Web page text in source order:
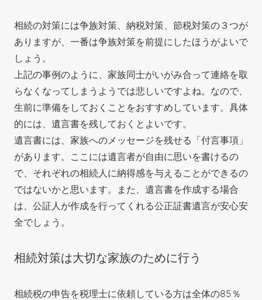
相続の対策には争族対策、納税対策、節税対策の３つが
ありますが、一番は争族対策を前提にしたほうがよいで
しょう。
上記の事例のように、家族同士がいがみ合って連絡を取
らなくなってしまうようでは悲しいですよね。なので、
生前に準備をしておくことをおすすめしています。具体
的には、遺言書を残しておくとよいです。
遺言書には、家族へのメッセージを残せる「付言事項」
があります。ここには遺言者が自由に思いを書けるの
で、それぞれの相続人に納得感を与えることができるの
ではないかと思います。また、遺言書を作成する場合
は、公証人が作成を行ってくれる公正証書遺言が安心安
全でしょう。
相続対策は大切な家族のために行う
相続税の申告を税理士に依頼している方は全体の85％